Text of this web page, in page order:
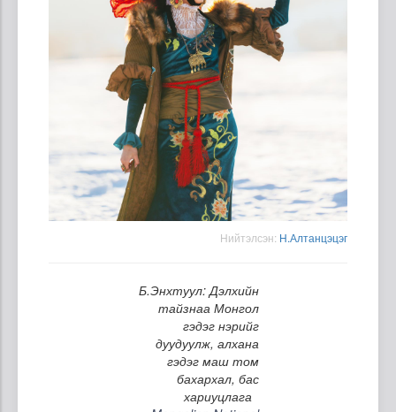
Нийтэлсэн: Н.Алтанцэцэг
Б.Энхтуул: Дэлхийн
тайзнаа Монгол
гэдэг нэрийг
дуудуулж, алхана
гэдэг маш том
бахархал, бас
хариуцлага